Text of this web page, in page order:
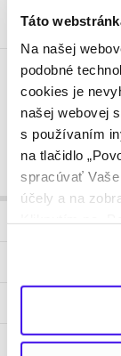
Táto
Na našej
podobné
cookies je
našej webovej
s používaním
na tlačidlo
spracúvať
účely a na
najmä v USA
informácie
Informácii
Nevidím
Nevidím
Produkty
Blog